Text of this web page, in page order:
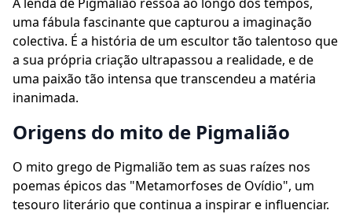
uma fábula fascinante que capturou a imaginação
colectiva. É a história de um escultor tão talentoso que
a sua própria criação ultrapassou a realidade, e de
uma paixão tão intensa que transcendeu a matéria
inanimada.
Origens do mito de Pigmalião
O mito grego de Pigmalião tem as suas raízes nos
poemas épicos das "Metamorfoses de Ovídio", um
tesouro literário que continua a inspirar e influenciar.